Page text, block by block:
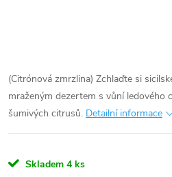
(Citrónová zmrzlina) Zchlaďte si
mraženým dezertem s vůní ledového
šumivých citrusů. Detailní informace
Skladem 4 ks